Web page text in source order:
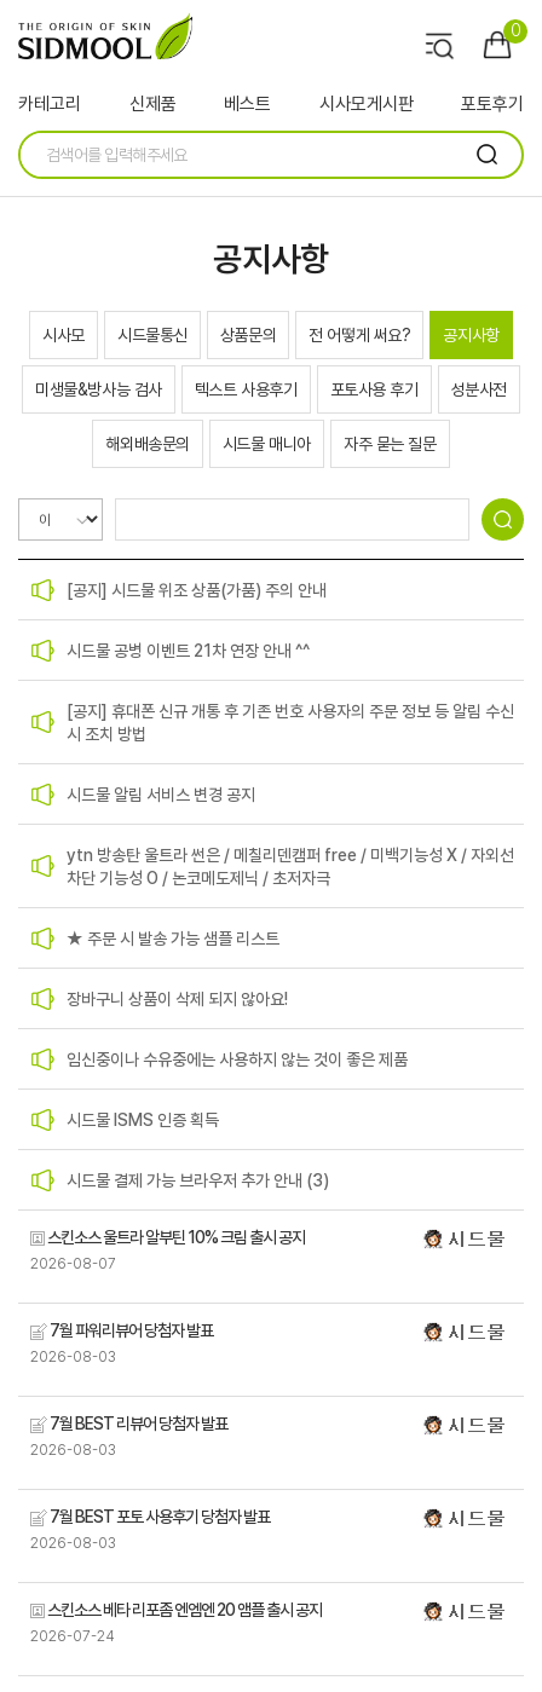
0
카테고리 신제품 베스트 시사모게시판 포토후기
공지사항
시사모 시드물통신 상품문의 전 어떻게 써요? 공지사항
미생물&방사능 검사 텍스트 사용후기 포토사용 후기 성분사전
해외배송문의 시드물 매니아 자주 묻는 질문
[공지] 시드물 위조 상품(가품) 주의 안내
시드물 공병 이벤트 21차 연장 안내 ^^
[공지] 휴대폰 신규 개통 후 기존 번호 사용자의 주문 정보 등 알림 수신
시 조치 방법
시드물 알림 서비스 변경 공지
ytn 방송탄 울트라 썬은 / 메칠리덴캠퍼 free / 미백기능성 X / 자외선
차단 기능성 O / 논코메도제닉 / 초저자극
★ 주문 시 발송 가능 샘플 리스트
장바구니 상품이 삭제 되지 않아요!
임신중이나 수유중에는 사용하지 않는 것이 좋은 제품
시드물 ISMS 인증 획득
시드물 결제 가능 브라우저 추가 안내 (3)
스킨소스 울트라 알부틴 10% 크림 출시 공지
2026-08-07
7월 파워리뷰어 당첨자 발표
2026-08-03
7월 BEST 리뷰어 당첨자 발표
2026-08-03
7월 BEST 포토 사용후기 당첨자 발표
2026-08-03
스킨소스 베타 리포좀 엔엠엔 20 앰플 출시 공지
2026-07-24